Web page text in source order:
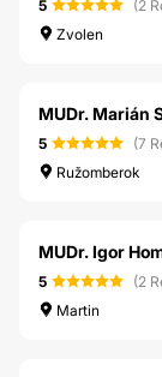
5 (2
Zvolen
MUDr. Marián
5 (7
Ružomberok
MUDr. Igor
5 (2
Martin